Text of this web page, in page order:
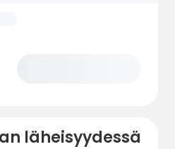
läheisyydessä